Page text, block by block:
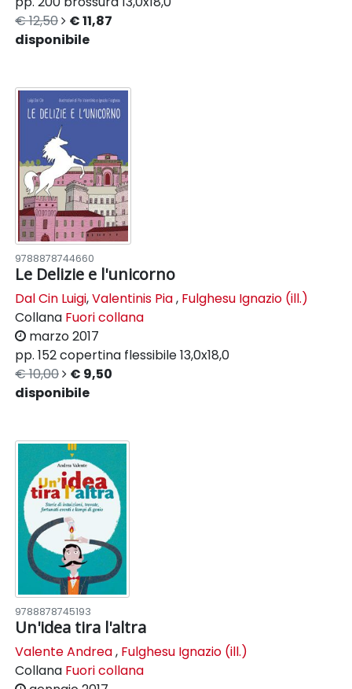
€ 12,50
€ 11,87
disponibile
9788878744660
Le Delizie e l'unicorno
Dal Cin Luigi,Valentinis Pia, Fulghesu Ignazio (ill.)
Collana Fuori collana
marzo 2017
pp. 152copertina flessibile13,0x18,0
€ 10,00
€ 9,50
disponibile
9788878745193
Un'idea tira l'altra
Valente Andrea, Fulghesu Ignazio (ill.)
Collana Fuori collana